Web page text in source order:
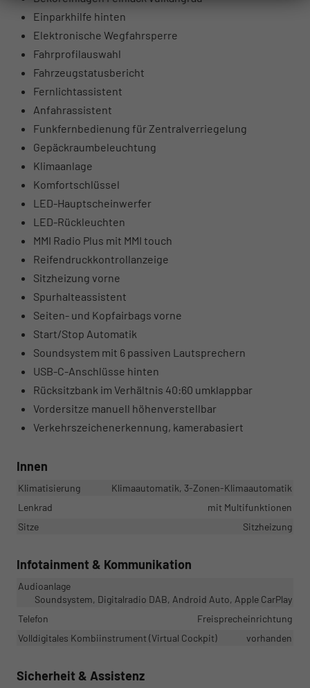
Einparkhilfe hinten
Elektronische Wegfahrsperre
Fahrprofilauswahl
Fahrzeugstatusbericht
Fernlichtassistent
Anfahrassistent
Funkfernbedienung für Zentralverriegelung
Gepäckraumbeleuchtung
Klimaanlage
Komfortschlüssel
LED-Hauptscheinwerfer
LED-Rückleuchten
MMI Radio Plus mit MMI touch
Reifendruckkontrollanzeige
Sitzheizung vorne
Spurhalteassistent
Seiten- und Kopfairbags vorne
Start/Stop Automatik
Soundsystem mit 6 passiven Lautsprechern
USB-C-Anschlüsse hinten
Rücksitzbank im Verhältnis 40:60 umklappbar
Vordersitze manuell höhenverstellbar
Verkehrszeichenerkennung, kamerabasiert
Innen
Klimatisierung
Klimaautomatik, 3-Zonen-Klimaautomatik
Lenkrad
mit Multifunktionen
Sitze
Sitzheizung
Infotainment & Kommunikation
Audioanlage
Soundsystem, Digitalradio DAB, Android Auto, Apple CarPlay
Telefon
Freisprecheinrichtung
Volldigitales Kombiinstrument (Virtual Cockpit)
vorhanden
Sicherheit & Assistenz